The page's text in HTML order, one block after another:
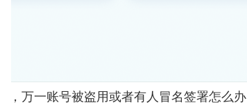
万一账号被盗用或者有人冒名签署怎